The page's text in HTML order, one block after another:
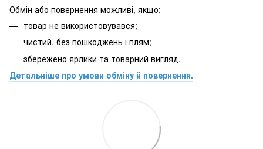
Обмін або повернення можливі, якщо:
товар не використовувався;
чистий, без пошкоджень і плям;
збережено ярлики та товарний вигляд.
Детальніше про умови обміну й повернення.